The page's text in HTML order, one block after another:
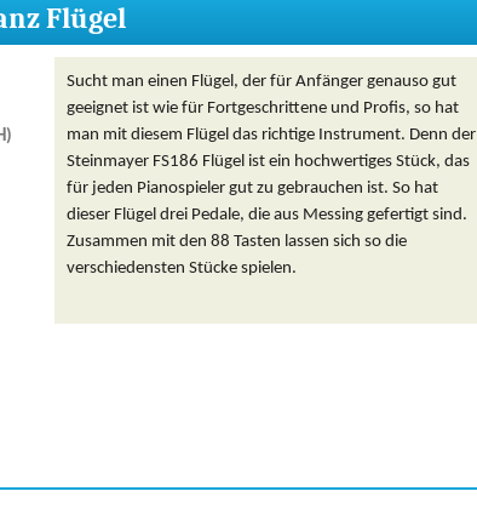
Flügel
Sucht man einen Flügel, der für Anfänger genauso gut
geeignet ist wie für Fortgeschrittene und Profis, so hat
man mit diesem Flügel das richtige Instrument. Denn der
Steinmayer FS186 Flügel ist ein hochwertiges Stück, das
für jeden Pianospieler gut zu gebrauchen ist. So hat
dieser Flügel drei Pedale, die aus Messing gefertigt sind.
Zusammen mit den 88 Tasten lassen sich so die
verschiedensten Stücke spielen.